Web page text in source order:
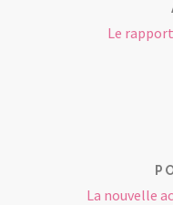
Le
La nouvelle